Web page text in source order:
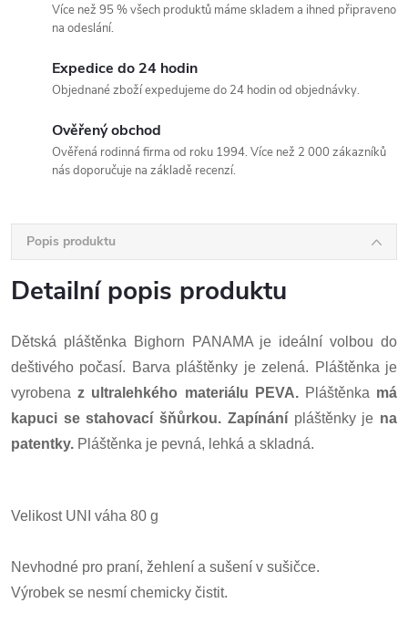
Více než 95 % všech produktů máme skladem a ihned připraveno
na odeslání.
Expedice do 24 hodin
Objednané zboží expedujeme do 24 hodin od objednávky.
Ověřený obchod
Ověřená rodinná firma od roku 1994. Více než 2 000 zákazníků
nás doporučuje na základě recenzí.
Popis produktu
Detailní popis produktu
Dětská pláštěnka Bighorn PANAMA je ideální volbou do
deštivého počasí. Barva pláštěnky je zelená. Pláštěnka je
vyrobenaz ultralehkého materiálu PEVA. Pláštěnka má
kapuci se stahovací šňůrkou. Zapínání pláštěnky je na
patentky. Pláštěnka je pevná, lehká a skladná.
Velikost UNI váha 80 g
Nevhodné pro praní, žehlení a sušení v sušičce.
Výrobek se nesmí chemicky čistit.